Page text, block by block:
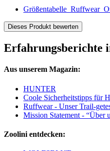
Dieses Produkt bewerten
Erfahrungsberichte
Aus unserem Magazin:
HUNTER
Coole Sicherheitstipps für
Ruffwear - Unser Trail-
Mission Statement - “Über
Zoolini entdecken: